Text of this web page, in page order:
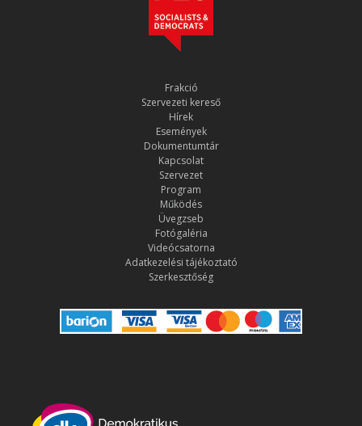
Frakció
Szervezeti kereső
Hírek
Események
Dokumentumtár
Kapcsolat
Szervezet
Program
Működés
Üvegzseb
Fotógaléria
Videócsatorna
Adatkezelési tájékoztató
Szerkesztőség